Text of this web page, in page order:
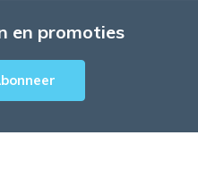
en promoties